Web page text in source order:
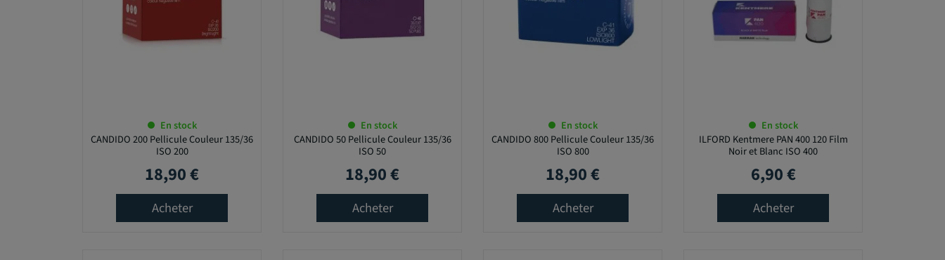
En stock
CANDIDO 200 Pellicule Couleur 135/36
ISO 200
Prix
18,90 €
Acheter
En stock
CANDIDO 50 Pellicule Couleur 135/36
ISO 50
Prix
18,90 €
Acheter
En stock
CANDIDO 800 Pellicule Couleur 135/36
ISO 800
Prix
18,90 €
Acheter
En stock
ILFORD Kentmere PAN 400 120 Film
Noir et Blanc ISO 400
Prix
6,90 €
Acheter